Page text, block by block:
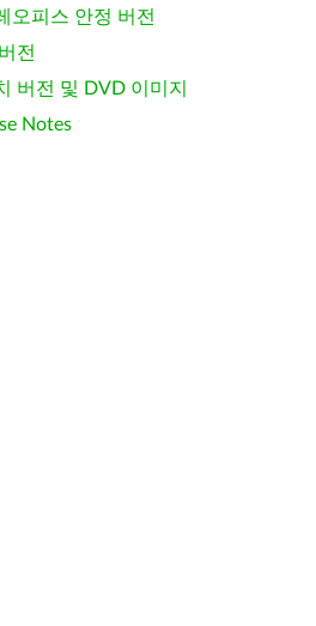
오피스 안정 버전
전
버전 및 DVD 이미지
Notes